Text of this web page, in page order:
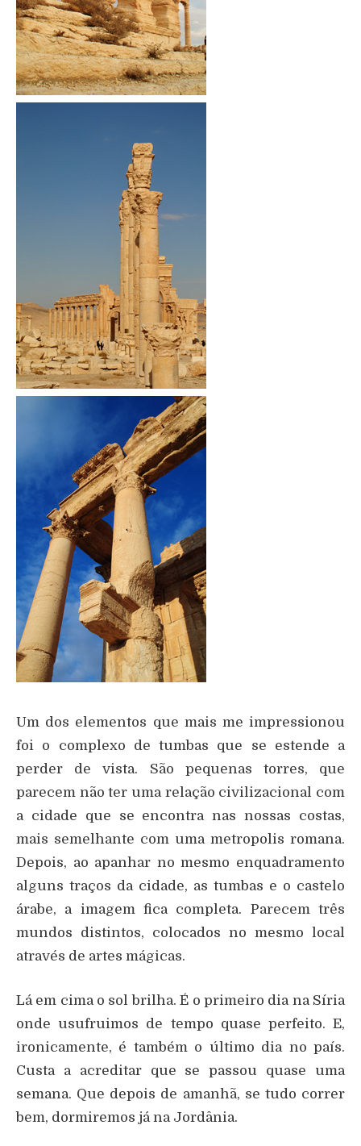
Um dos elementos que mais me impressionou
foi o complexo de tumbas que se estende a
perder de vista. São pequenas torres, que
parecem não ter uma relação civilizacional com
a cidade que se encontra nas nossas costas,
mais semelhante com uma metropolis romana.
Depois, ao apanhar no mesmo enquadramento
alguns traços da cidade, as tumbas e o castelo
árabe, a imagem fica completa. Parecem três
mundos distintos, colocados no mesmo local
através de artes mágicas.
Lá em cima o sol brilha. É o primeiro dia na Síria
onde usufruimos de tempo quase perfeito. E,
ironicamente, é também o último dia no país.
Custa a acreditar que se passou quase uma
semana. Que depois de amanhã, se tudo correr
bem, dormiremos já na Jordânia.